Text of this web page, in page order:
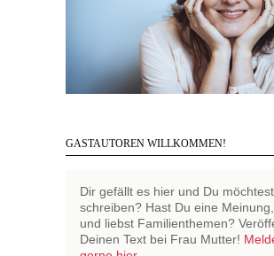
GASTAUTOREN WILLKOMMEN!
Dir gefällt es hier und Du möchtest
schreiben? Hast Du eine
und liebst Familienthemen?
Deinen Text bei Frau Mutter!